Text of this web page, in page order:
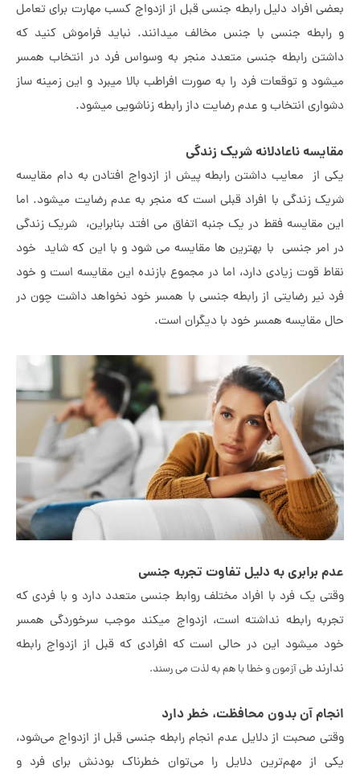
افراد دلیل رابطه جنسی قبل از ازدواج کسب مهارت برای تعامل
جنسی با جنس مخالف میدانند. نباید فراموش کنید که
رابطه جنسی متعدد منجر به وسواس فرد در انتخاب همسر
و توقعات فرد را به صورت افراطب بالا میبرد و این زمینه ساز
انتخاب و عدم رضایت داز رابطه زناشویی میشود.
ناعادلانه شریک زندگی
از معایب داشتن رابطه پیش از ازدواج افتادن به دام مقایسه
زندگی با افراد قبلی است که منجر به عدم رضایت میشود. اما
مقایسه فقط در یک جنبه اتفاق می افتد بنابراین، شریک زندگی
جنسی با بهترین ها مقایسه می شود و با این که شاید خود
قوت زیادی دارد، اما در مجموع بازنده این مقایسه است و خود
نیر رضایتی از رابطه جنسی با همسر خود نخواهد داشت چون در
مقایسه همسر خود با دیگران است.
برابری به دلیل تفاوت تجربه جنسی
یک فرد با افراد مختلف روابط جنسی متعدد دارد و با فردی که
رابطه نداشته است، ازدواج میکند موجب سرخوردگی همسر
میشود این در حالی است که افرادی که قبل از ازدواج رابطه
طی آزمون و خطا با هم به لذت می رسند.
آن بدون محافظت، خطر دارد
صحبت از دلایل عدم انجام رابطه جنسی قبل از ازدواج می‌شود،
از مهم‌ترین دلایل را می‌توان خطرناک بودنش برای فرد و